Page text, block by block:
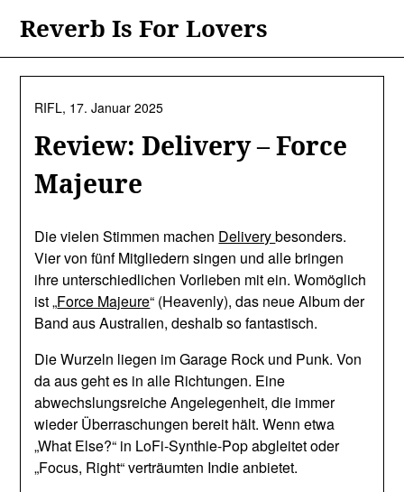
content
Reverb Is For Lovers
Review: Delivery – Force
Majeure
RIFL, 17. Januar 2025
Die vielen Stimmen machen Deliverybesonders.
Vier von fünf Mitgliedern singen und alle bringen
ihre unterschiedlichen Vorlieben mit ein. Womöglich
ist „Force Majeure“ (Heavenly), das neue Album der
Band aus Australien, deshalb so fantastisch.
Die Wurzeln liegen im Garage Rock und Punk. Von
da aus geht es in alle Richtungen. Eine
abwechslungsreiche Angelegenheit, die immer
wieder Überraschungen bereit hält. Wenn etwa
„What Else?“ in LoFi-Synthie-Pop abgleitet oder
„Focus, Right“ verträumten Indie anbietet.